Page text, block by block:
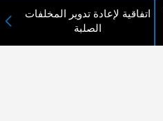
اتفاقية لإعادة تدوير المخلفات
الصلبة